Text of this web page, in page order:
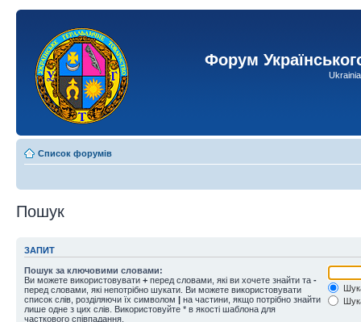
Форум
Список форумів
Пошук
ЗАПИТ
Пошук за ключовими словами:
Ви можете використовувати + перед словами, які ви хочете знайти та -
перед словами, які непотрібно шукати. Ви можете використовувати
список слів, розділяючи їх символом | на частини, якщо потрібно знайти
лише одне з цих слів. Використовуйте * в якості шаблона для
часткового співпадання.